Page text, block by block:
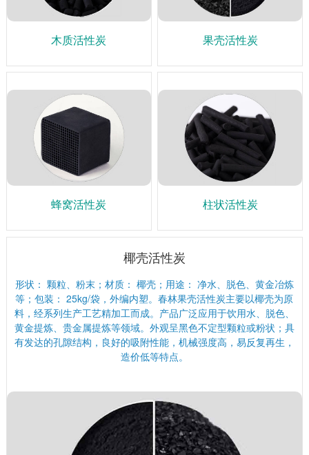
木质活性炭 果壳活性炭
蜂窝活性炭 柱状活性炭
椰壳活性炭
形状： 颗粒、粉末；材质： 椰壳；用途： 净水、脱色、黄金冶炼
等；包装： 25kg/袋，外编内塑。春林果壳活性炭主要以椰壳为原
料，经系列生产工艺精加工而成。产品广泛应用于饮用水、脱色、
黄金提炼、贵金属提炼等领域。外观呈黑色不定型颗粒或粉状；具
有发达的孔隙结构，良好的吸附性能，机械强度高，易反复再生，
造价低等特点。